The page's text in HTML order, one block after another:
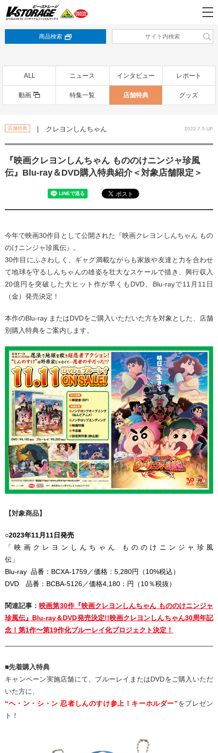
商品検索
ALL ニュース インタビュー レポート
動画 特集一覧 店舗特典 グッズ
店舗特典 | クレヨンしんちゃん 2022.7.5 UP
『映画クレヨンしんちゃん もののけニンジャ珍風
伝』Blu-ray＆DVD購入特典紹介＜対象店舗限定＞
今年で映画30作目として公開された『映画クレヨンしんちゃん もの
のけニンジャ珍風伝』。
30作目にふさわしく、ギャグ満載ながらも家族や友達と力を合わせ
て地球を守るしんちゃんの雄姿を壮大なスケールで描き、興行収入
20億円を突破した大ヒット作が早くもDVD、Blu-rayで11月11日
（金）発売決定！
本作のBlu-ray またはDVDをご購入いただいた方を対象とした、店舗
別購入特典をご案内します。
【対象商品】
○2023年11月11日発売
「映画クレヨンしんちゃん もののけニンジャ珍風
伝」
Blu-ray 品番：BCXA-1759／価格：5,280円（10%税込）
DVD 品番：BCBA-5126／価格4,180：円（10％税抜）
関連記事： 映画第30作『映画クレヨンしんちゃん もののけニンジャ
珍風伝』Blu-ray＆DVD発売決定!!映画クレヨンしんちゃん30周年記
念！第1作〜第19作化ブルーレイ化プロジェクト決定！
■先着購入特典
キャンペーン実施店舗にて、ブルーレイまたはDVDをご購入いただ
いた方に、
“ヘ・ン・シ・ン 忍者しんのすけ参上！キーホルダー”をプレゼン
ト！